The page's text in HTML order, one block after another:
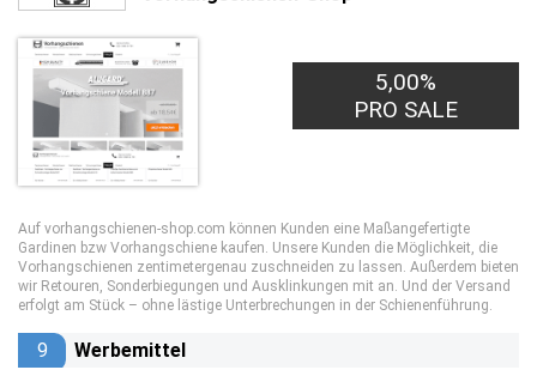
5,00%
PRO SALE
Auf vorhangschienen-shop.com können Kunden eine Maßangefertigte
Gardinen bzw Vorhangschiene kaufen. Unsere Kunden die Möglichkeit, die
Vorhangschienen zentimetergenau zuschneiden zu lassen. Außerdem bieten
wir Retouren, Sonderbiegungen und Ausklinkungen mit an. Und der Versand
erfolgt am Stück – ohne lästige Unterbrechungen in der Schienenführung.
9 Werbemittel